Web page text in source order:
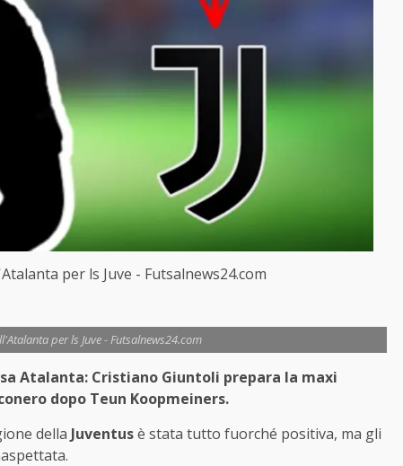
per ls Juve - Futsalnews24.com
per ls Juve - Futsalnews24.com
Atalanta: Cristiano Giuntoli prepara la maxi
dopo Teun Koopmeiners.
della Juventusè stata tutto fuorché positiva, ma gli